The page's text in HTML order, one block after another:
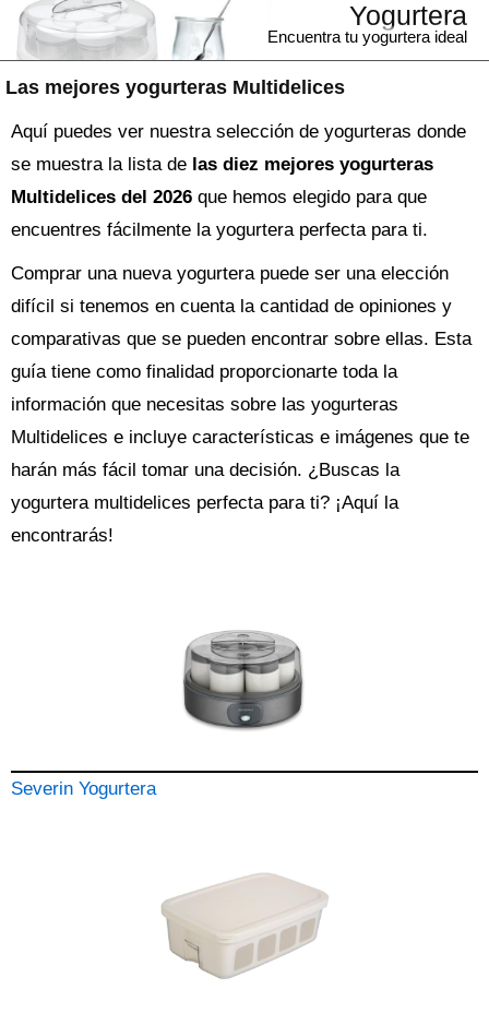
Las mejores yogurteras Multidelices
Yogurtera
Encuentra tu yogurtera ideal
Aquí puedes ver nuestra selección de yogurteras donde
se muestra la lista de las diez mejores yogurteras
Multidelices del 2026 que hemos elegido para que
encuentres fácilmente la yogurtera perfecta para ti.
Comprar una nueva yogurterapuede ser una elección
difícil si tenemos en cuenta la cantidad de opiniones y
comparativas que se pueden encontrar sobre ellas. Esta
guía tiene como finalidad proporcionarte toda la
información que necesitas sobre las yogurteras
Multidelices e incluye características e imágenes que te
harán más fácil tomar una decisión. ¿Buscas la
yogurteramultidelices perfecta para ti? ¡Aquí la
encontrarás!
Severin Yogurtera